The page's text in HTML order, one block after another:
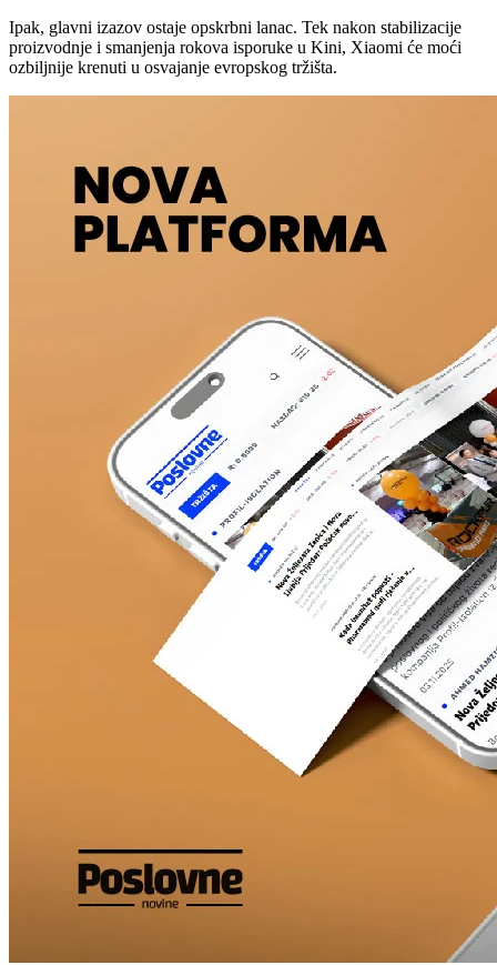
Ipak, glavni izazov ostaje opskrbni lanac. Tek nakon stabilizacije
proizvodnje i smanjenja rokova isporuke u Kini, Xiaomi će moći
ozbiljnije krenuti u osvajanje evropskog tržišta.